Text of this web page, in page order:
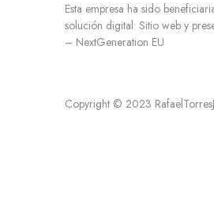
Esta empresa ha sido
solución digital: Sitio web y
– NextGeneration EU
Copyright © 2023